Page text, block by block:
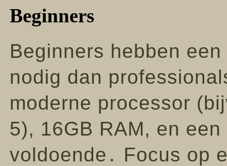
Beginners
Beginners hebben
nodig dan
moderne processor
5), 16GB RAM, en
voldoende․ Focus op